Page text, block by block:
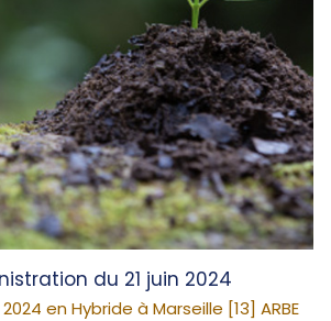
du 21 juin 2024
en Hybride à Marseille [13] ARBE